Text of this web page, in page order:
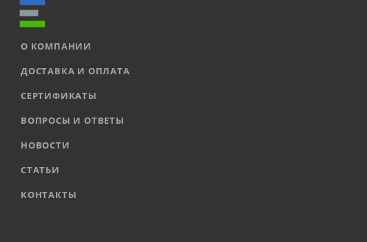
О КОМПАНИИ
ДОСТАВКА И ОПЛАТА
СЕРТИФИКАТЫ
ВОПРОСЫ И ОТВЕТЫ
НОВОСТИ
СТАТЬИ
КОНТАКТЫ